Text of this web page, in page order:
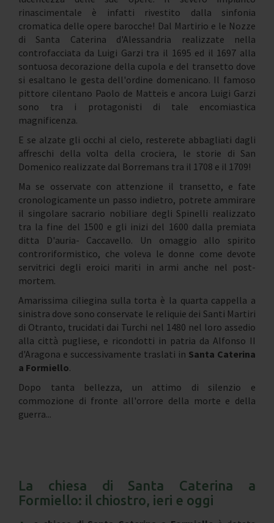
rinascimentale è infatti rivestito dalla sinfonia
cromatica delle opere barocche! Dal Martirio e le Nozze
di Santa Caterina d'Alessandria realizzate nella
controfacciata da Luigi Garzi tra il 1695 ed il 1697 alla
sontuosa decorazione della cupola e del transetto dove
si esaltano le gesta dell'ordine domenicano. Il famoso
pittore cilentano Paolo de Matteis e ancora Luigi Garzi
sono tra i protagonisti di tale encomiastica
magnificenza.
E se alzate gli occhi al cielo, resterete abbagliati dagli
affreschi della volta della crociera, le storie di San
Domenico realizzate dal Borremans tra il 1708 e il 1709!
Ma se osservate con attenzione il transetto, e fate
cronologicamente un passo indietro, potrete ammirare
il singolare sacrario nobiliare degli Spinelli realizzato
tra la fine del 1500 e gli inizi del 1600 dalla premiata
ditta D'auria- Caccavello. Un omaggio allo spirito
controriformistico, che voleva le donne come devote
servitrici degli eroici mariti in armi anche nel post-
mortem.
Amarissima ciliegina sulla torta è la quarta cappella a
sinistra dove sono conservate le reliquie dei Santi Martiri
di Otranto, trucidati dai Turchi nel 1480 nel loro assedio
alla città pugliese, e ricondotti in patria da Alfonso II
d'Aragona e successivamente traslati in Santa Caterina
a Formiello.
Dopo tanta bellezza, un attimo di silenzio e
commozione di fronte all'orrore della morte e della
guerra...
La chiesa di Santa Caterina a
Formiello: il chiostro, ieri e oggi